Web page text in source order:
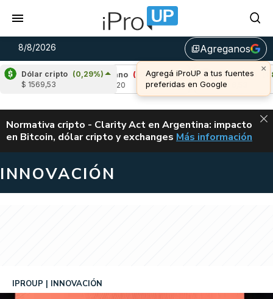
8/8/2026 library_addAgreganos
×
Agregá iProUP a tus fuentes
preferidas en Google
Dólar cripto (0,29%)
$ 1569,53
Cardano
(-0,35%)
Avalanche (1,82%)
u$s 6,53
ALERTA
Normativa cripto - Clarity Act en Argentina: impacto
en Bitcoin, dólar cripto y exchanges CLARITY ACT EN
Más información
INNOVACIÓN
IPROUP INNOVACIÓN